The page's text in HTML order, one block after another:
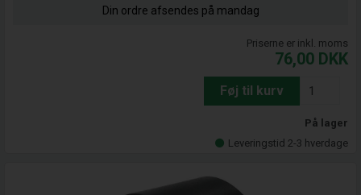
Din ordre afsendes på mandag
Priserne er inkl. moms
76,00 DKK
Føj til kurv
På lager
Leveringstid 2-3 hverdage